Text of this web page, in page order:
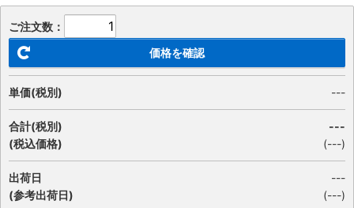
ご注文数：
価格を確認
単価(税別) ---
合計(税別)
(税込価格)
---
(---)
出荷日
(参考出荷日)
---
(---)